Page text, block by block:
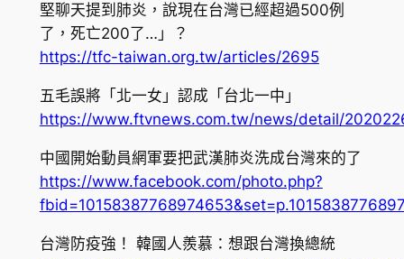
堅聊天提到肺炎，說現在台灣已經超過500例
了，死亡200了…」？
https://tfc-taiwan.org.tw/articles/2695
五毛誤將「北一女」認成「台北一中」
https://www.ftvnews.com.tw/news/detail/
中國開始動員網軍要把武漢肺炎洗成台灣來的了
https://www.facebook.com/photo.php?
台灣防疫強！ 韓國人羨慕：想跟台灣換總統